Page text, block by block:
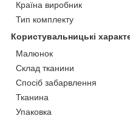
Країна виробник
Тип комплекту
Користувальницькі
Малюнок
Склад тканини
Спосіб забарвлення
Тканина
Упаковка